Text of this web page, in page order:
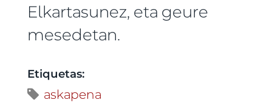
Elkartasunez, eta geure
mesedetan.
Etiquetas:
askapena